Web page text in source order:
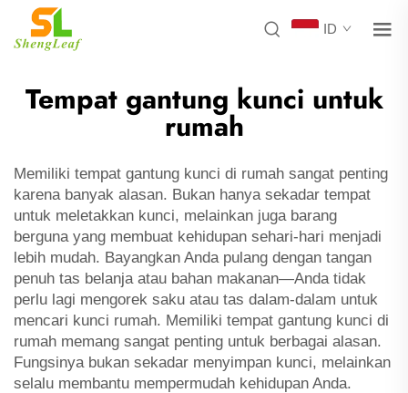
ID
Tempat gantung kunci untuk
rumah
Memiliki tempat gantung kunci di rumah sangat penting
karena banyak alasan. Bukan hanya sekadar tempat
untuk meletakkan kunci, melainkan juga barang
berguna yang membuat kehidupan sehari-hari menjadi
lebih mudah. Bayangkan Anda pulang dengan tangan
penuh tas belanja atau bahan makanan—Anda tidak
perlu lagi mengorek saku atau tas dalam-dalam untuk
mencari kunci rumah. Memiliki tempat gantung kunci di
rumah memang sangat penting untuk berbagai alasan.
Fungsinya bukan sekadar menyimpan kunci, melainkan
selalu membantu mempermudah kehidupan Anda.